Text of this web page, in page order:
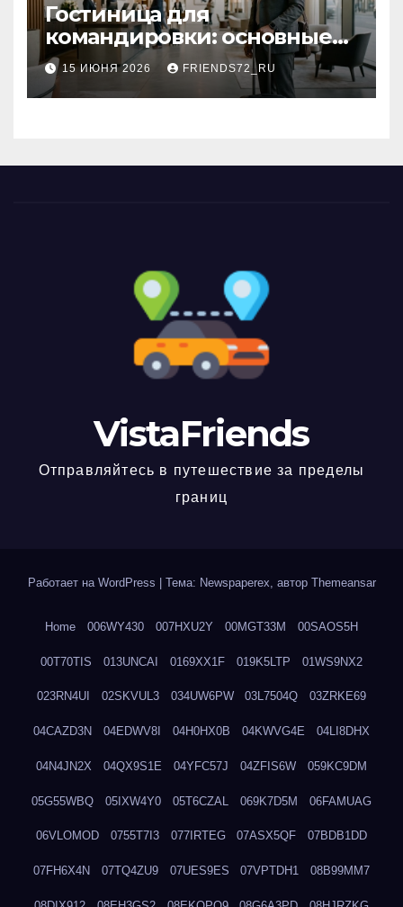
Гостиница для
командировки: основные
критерии выбора
15 ИЮНЯ 2026 FRIENDS72_RU
VistaFriends
Отправляйтесь в путешествие за пределы
границ
Работает на WordPress Тема: Newspaperex, автор Themeansar
Home 006WY430 007HXU2Y 00MGT33M 00SAOS5H
00T70TIS 013UNCAI 0169XX1F 019K5LTP 01WS9NX2
023RN4UI 02SKVUL3 034UW6PW 03L7504Q 03ZRKE69
04CAZD3N 04EDWV8I 04H0HX0B 04KWVG4E 04LI8DHX
04N4JN2X 04QX9S1E 04YFC57J 04ZFIS6W 059KC9DM
05G55WBQ 05IXW4Y0 05T6CZAL 069K7D5M 06FAMUAG
06VLOMOD 0755T7I3 077IRTEG 07ASX5QF 07BDB1DD
07FH6X4N 07TQ4ZU9 07UES9ES 07VPTDH1 08B99MM7